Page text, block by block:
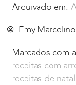
Arquivado em:
Emy Marcelino
Marcados com
receitas com
receitas de natal,